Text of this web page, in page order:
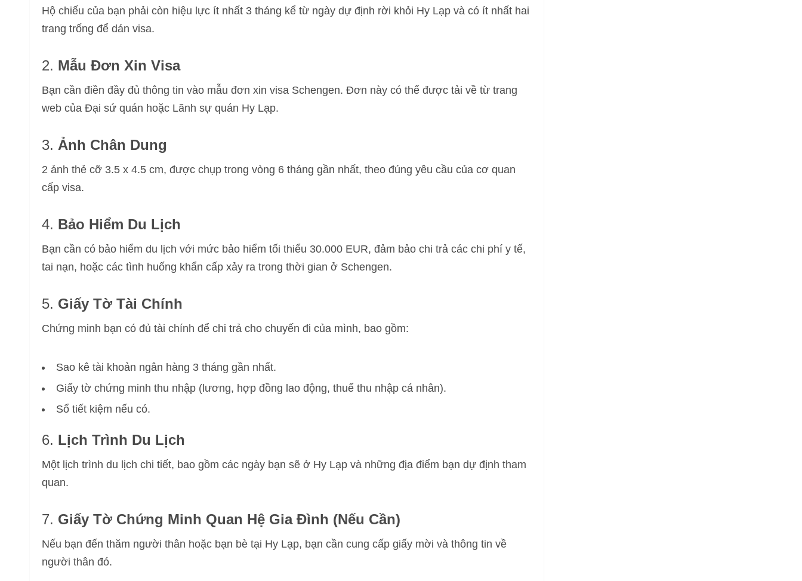
Hộ chiếu của bạn phải còn hiệu lực ít nhất 3 tháng kể từ ngày dự định rời khỏi Hy Lạp và có ít nhất hai
trang trống để dán visa.
2. Mẫu Đơn Xin Visa
Bạn cần điền đầy đủ thông tin vào mẫu đơn xin visa Schengen. Đơn này có thể được tải về từ trang
web của Đại sứ quán hoặc Lãnh sự quán Hy Lạp.
3. Ảnh Chân Dung
2 ảnh thẻ cỡ 3.5 x 4.5 cm, được chụp trong vòng 6 tháng gần nhất, theo đúng yêu cầu của cơ quan
cấp visa.
4. Bảo Hiểm Du Lịch
Bạn cần có bảo hiểm du lịch với mức bảo hiểm tối thiểu 30.000 EUR, đảm bảo chi trả các chi phí y tế,
tai nạn, hoặc các tình huống khẩn cấp xảy ra trong thời gian ở Schengen.
5. Giấy Tờ Tài Chính
Chứng minh bạn có đủ tài chính để chi trả cho chuyến đi của mình, bao gồm:
Sao kê tài khoản ngân hàng 3 tháng gần nhất.
Giấy tờ chứng minh thu nhập (lương, hợp đồng lao động, thuế thu nhập cá nhân).
Sổ tiết kiệm nếu có.
6. Lịch Trình Du Lịch
Một lịch trình du lịch chi tiết, bao gồm các ngày bạn sẽ ở Hy Lạp và những địa điểm bạn dự định tham
quan.
7. Giấy Tờ Chứng Minh Quan Hệ Gia Đình (Nếu Cần)
Nếu bạn đến thăm người thân hoặc bạn bè tại Hy Lạp, bạn cần cung cấp giấy mời và thông tin về
người thân đó.